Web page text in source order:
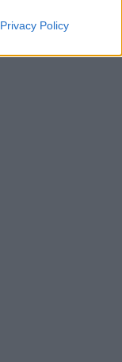
Privacy Policy